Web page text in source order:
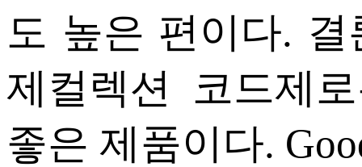
도 높은 편이다.
제컬렉션 코드제
좋은 제품이다.